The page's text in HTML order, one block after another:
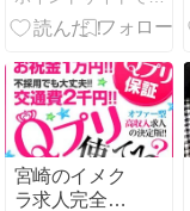
宮崎のイメク
ラ求人完全ガ